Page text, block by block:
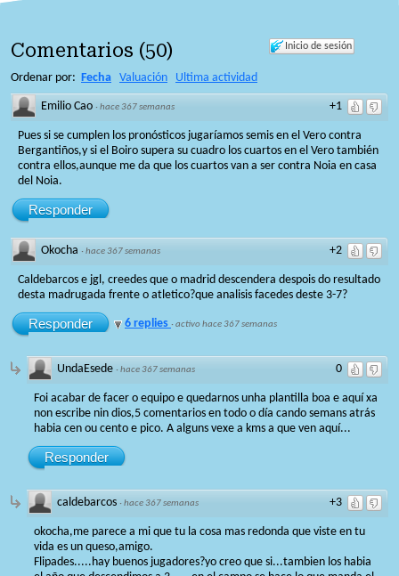
Inicio de sesión
Comentarios (50)
Ordenar por: Fecha Valuación Ultima actividad
+1
Emilio Cao ·hace 367 semanas
Pues si se cumplen los pronósticos jugaríamos semis en el Vero contra
Bergantiños,y si el Boiro supera su cuadro los cuartos en el Vero también
contra ellos,aunque me da que los cuartos van a ser contra Noia en casa
del Noia.
Responder
+2
Okocha ·hace 367 semanas
Caldebarcos e jgl, creedes que o madrid descendera despois do resultado
desta madrugada frente o atletico?que analisis facedes deste 3-7?
Responder 6 replies ·activo hace 367 semanas
0
UndaEsede ·hace 367 semanas
Foi acabar de facer o equipo e quedarnos unha plantilla boa e aquí xa
non escribe nin dios,5 comentarios en todo o día cando semans atrás
habia cen ou cento e pico. A alguns vexe a kms a que ven aquí...
Responder
+3
caldebarcos ·hace 367 semanas
okocha,me parece a mi que tu la cosa mas redonda que viste en tu
vida es un queso,amigo.
Flipades.....hay buenos jugadores?yo creo que si...tambien los habia